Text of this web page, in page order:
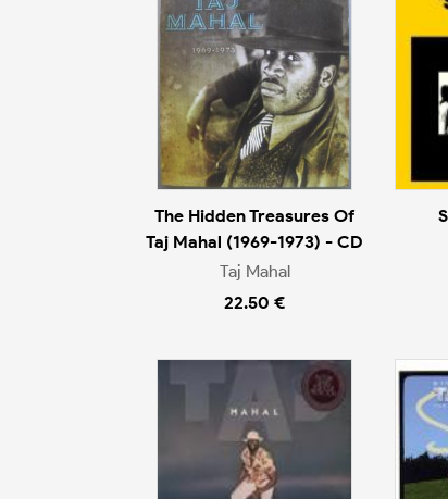
The Hidden Treasures Of
Taj Mahal (1969-1973) - CD
Taj Mahal
22.50 €